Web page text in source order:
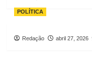
POLÍTICA
Redação abril 27, 2026